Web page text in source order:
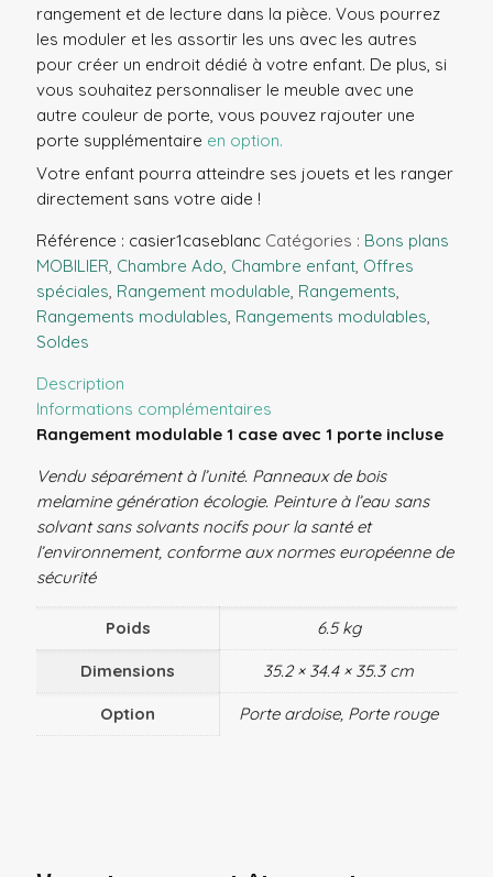
rangement et de lecture dans la pièce. Vous pourrez
les moduler et les assortir les uns avec les autres
pour créer un endroit dédié à votre enfant. De plus, si
vous souhaitez personnaliser le meuble avec une
autre couleur de porte, vous pouvez rajouter une
porte supplémentaire en option.
Votre enfant pourra atteindre ses jouets et les ranger
directement sans votre aide !
Référence : casier1caseblanc Catégories : Bons plans
MOBILIER, Chambre Ado, Chambre enfant, Offres
spéciales, Rangement modulable, Rangements,
Rangements modulables, Rangements modulables,
Soldes
Description
Informations complémentaires
Rangement modulable 1 case avec 1 porte incluse
Vendu séparément à l’unité. Panneaux de bois
melamine génération écologie. Peinture à l’eau sans
solvant sans solvants nocifs pour la santé et
l’environnement, conforme aux normes européenne de
sécurité
Poids 6.5 kg
Dimensions 35.2 × 34.4 × 35.3 cm
Option Porte ardoise, Porte rouge